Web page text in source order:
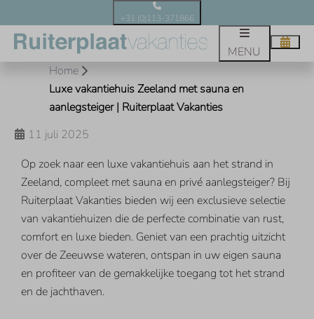
+31 (0)113-371866
MENU
Home
Luxe vakantiehuis Zeeland met sauna en
aanlegsteiger | Ruiterplaat Vakanties
11 juli 2025
Op zoek naar een luxe vakantiehuis aan het strand in
Zeeland, compleet met sauna en privé aanlegsteiger? Bij
Ruiterplaat Vakanties bieden wij een exclusieve selectie
van vakantiehuizen die de perfecte combinatie van rust,
comfort en luxe bieden. Geniet van een prachtig uitzicht
over de Zeeuwse wateren, ontspan in uw eigen sauna
en profiteer van de gemakkelijke toegang tot het strand
en de jachthaven.